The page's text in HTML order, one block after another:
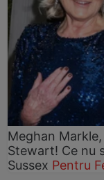
Meghan
Stewart! Ce nu
Sussex Pentru